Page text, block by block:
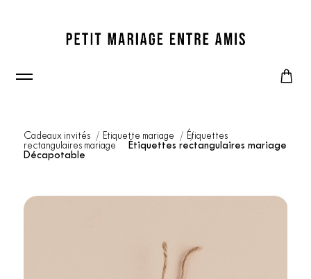
Cadeaux invités Etiquette mariage
Étiquettes
rectangulaires mariage
Étiquettes rectangulaires mariage
Décapotable